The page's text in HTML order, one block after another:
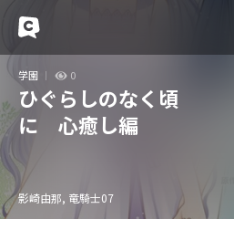
学園 0
ひぐらしのなく頃
に 心癒し編
影崎由那, 竜騎士07